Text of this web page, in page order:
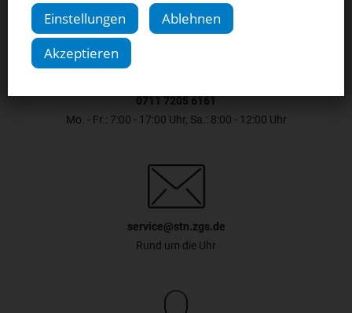
0711 7205 6161
Mo. - Fr.: 7:00 - 17:00 Uhr, Sa.: 8:00 - 12:00 Uhr
service@stn.zgs.de
Rund um die Uhr
Einstellungen
Ablehnen
Akzeptieren